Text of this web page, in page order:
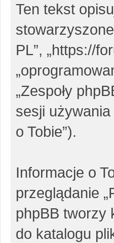
Ten tekst
stowarzyszone
PL”, „https://
„Zespoły
sesji
o Tobie”).
Informacje o
przeglądanie
phpBB tworzy
do katalogu